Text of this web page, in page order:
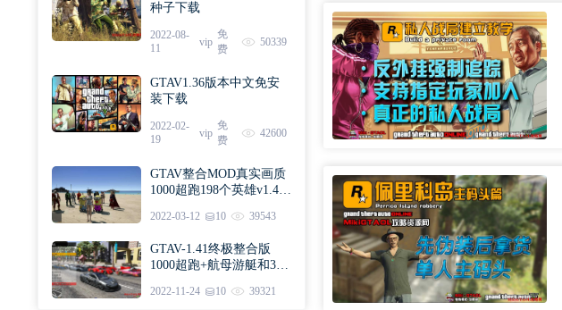
种子下载
2022-08-
11
vip
免
费
50339
GTAV1.36版本中文免安
装下载
2022-02-
19
vip
免
费
42600
GTAV整合MOD真实画质
1000超跑198个英雄v1.41
2022-03-12 10 39543
GTAV-1.41终极整合版
1000超跑+航母游艇和300
2022-11-24 10 39321